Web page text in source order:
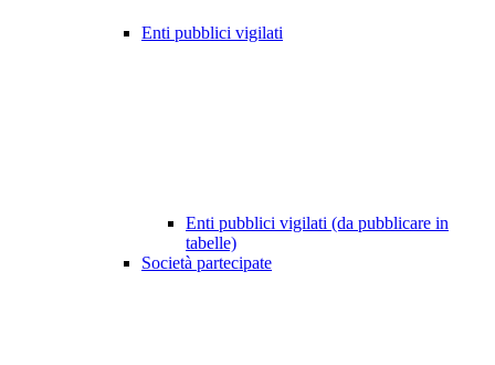
Enti pubblici vigilati
Enti pubblici vigilati (da pubblicare in
tabelle)
Società partecipate